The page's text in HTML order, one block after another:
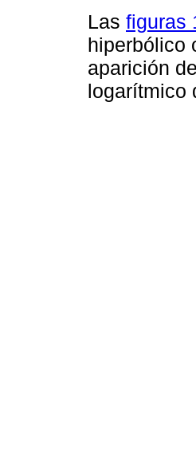
Las figuras
hiperbólico
aparición
logarítmico